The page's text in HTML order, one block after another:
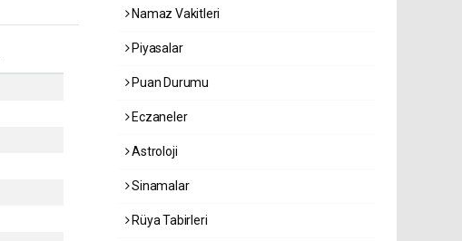
Namaz Vakitleri
Piyasalar
Puan Durumu
Eczaneler
Astroloji
Sinamalar
Rüya Tabirleri